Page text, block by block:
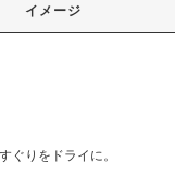
イメージ
ぐりをドライに。